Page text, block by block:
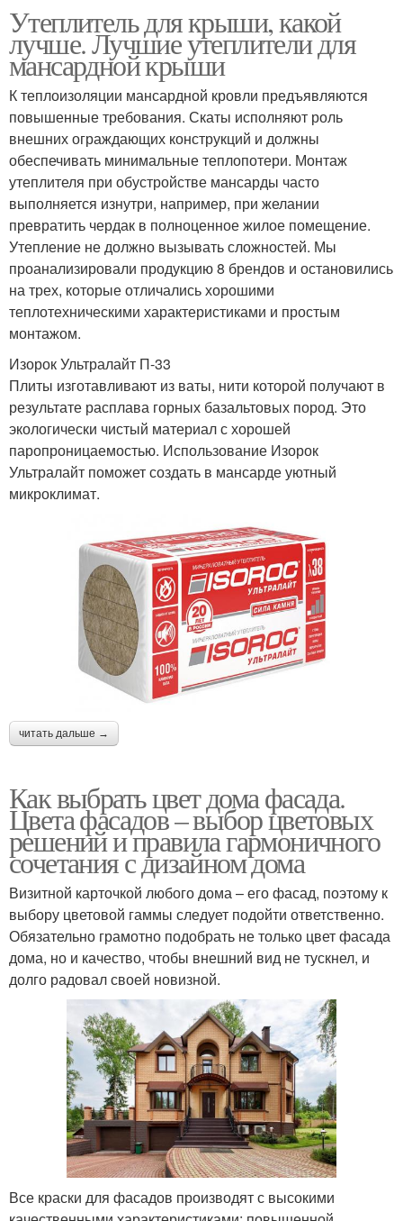
Утеплитель для крыши, какой
лучше. Лучшие утеплители для
мансардной крыши
К теплоизоляции мансардной кровли предъявляются
повышенные требования. Скаты исполняют роль
внешних ограждающих конструкций и должны
обеспечивать минимальные теплопотери. Монтаж
утеплителя при обустройстве мансарды часто
выполняется изнутри, например, при желании
превратить чердак в полноценное жилое помещение.
Утепление не должно вызывать сложностей. Мы
проанализировали продукцию 8 брендов и остановились
на трех, которые отличались хорошими
теплотехническими характеристиками и простым
монтажом.
Изорок Ультралайт П-33
Плиты изготавливают из ваты, нити которой получают в
результате расплава горных базальтовых пород. Это
экологически чистый материал с хорошей
паропроницаемостью. Использование Изорок
Ультралайт поможет создать в мансарде уютный
микроклимат.
читать дальше →
Как выбрать цвет дома фасада.
Цвета фасадов – выбор цветовых
решений и правила гармоничного
сочетания с дизайном дома
Визитной карточкой любого дома – его фасад, поэтому к
выбору цветовой гаммы следует подойти ответственно.
Обязательно грамотно подобрать не только цвет фасада
дома, но и качество, чтобы внешний вид не тускнел, и
долго радовал своей новизной.
Все краски для фасадов производят с высокими